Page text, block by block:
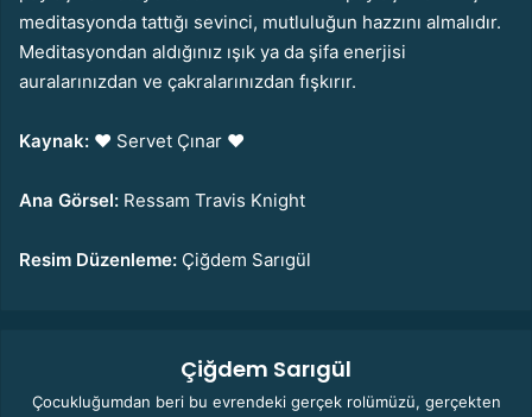
meditasyonda tattığı sevinci, mutluluğun hazzını almalıdır.
Meditasyondan aldığınız ışık ya da şifa enerjisi
auralarınızdan ve çakralarınızdan fışkırır.
Kaynak: ♥ Servet Çınar ♥
Ana Görsel: Ressam Travis Knight
Resim Düzenleme: Çiğdem Sarıgül
Çiğdem Sarıgül
Çocukluğumdan beri bu evrendeki gerçek rolümüzü, gerçekten